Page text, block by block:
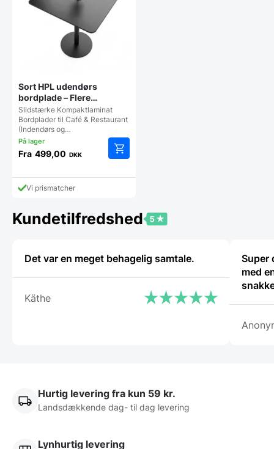
Sort HPL udendørs
bordplade – Flere
størrelser
Slidstærke Kompaktlaminat
Bordplader til Café & Restaurant
(Indendørs og…
Fra 499,00 DKK
vare
Mulighederne
på
varesiden
Vi prismatcher
Kundetilfredshed
Det var en meget behagelig samtale.
Käthe
Super
med
Hurtig levering fra kun 59 kr.
Landsdækkende dag- til dag levering
Lynhurtig levering